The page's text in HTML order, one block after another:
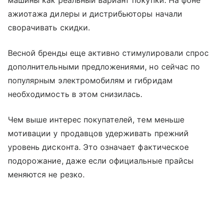
ажиотажа дилеры и дистрибьюторы начали
сворачивать скидки.
Весной бренды еще активно стимулировали спрос
дополнительными предложениями, но сейчас по
популярным электромобилям и гибридам
необходимость в этом снизилась.
Чем выше интерес покупателей, тем меньше
мотивации у продавцов удерживать прежний
уровень дисконта. Это означает фактическое
подорожание, даже если официальные прайсы
меняются не резко.